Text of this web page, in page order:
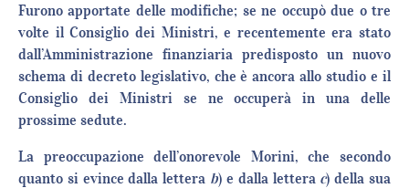
Furono apportate delle modifiche; se ne occupò due o tre
volte il Consiglio dei Ministri, e recentemente era stato
dall’Amministrazione finanziaria predisposto un nuovo
schema di decreto legislativo, che è ancora allo studio e il
Consiglio dei Ministri se ne occuperà in una delle
prossime sedute.
La preoccupazione dell’onorevole Morini, che secondo
quanto si evince dalla lettera b) e dalla lettera c) della sua